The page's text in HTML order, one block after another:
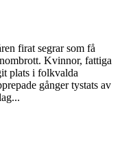
firat segrar som få
Kvinnor, fattiga
plats i folkvalda
gånger tystats av